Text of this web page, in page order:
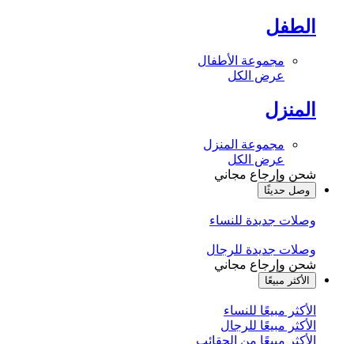
الطفل
مجموعة الأطفال
عرض الكل
المنزل
مجموعة المنزل
عرض الكل
شحن وإرجاع مجاني
وصل حديثًا
وصلات جديدة للنساء
وصلات جديدة للرجال
شحن وإرجاع مجاني
الأكثر مبيعًا
الأكثر مبيعًا للنساء
الأكثر مبيعًا للرجال
الأكثر مبيعًا من الحقائب